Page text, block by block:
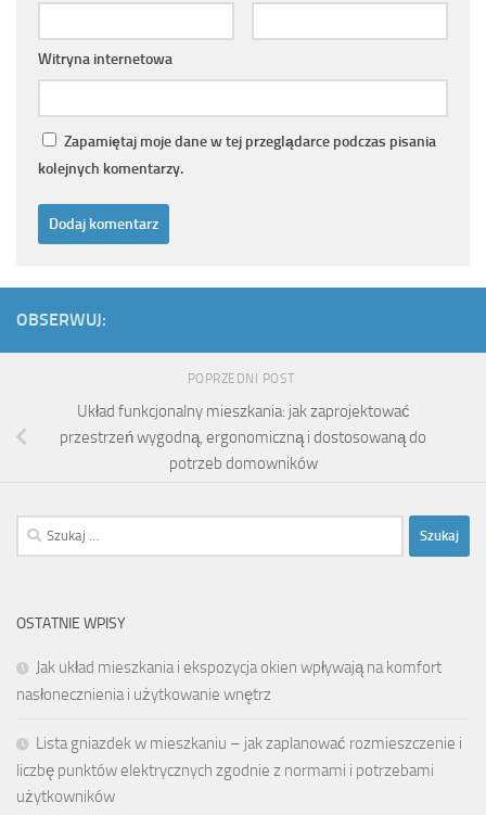
Witryna internetowa
Zapamiętaj moje dane w tej przeglądarce podczas pisania
kolejnych komentarzy.
OBSERWUJ:
POPRZEDNI POST
Układ funkcjonalny mieszkania: jak zaprojektować
przestrzeń wygodną, ergonomiczną i dostosowaną do
potrzeb domowników
Szukaj:
OSTATNIE WPISY
Jak układ mieszkania i ekspozycja okien wpływają na komfort
nasłonecznienia i użytkowanie wnętrz
Lista gniazdek w mieszkaniu – jak zaplanować rozmieszczenie i
liczbę punktów elektrycznych zgodnie z normami i potrzebami
użytkowników